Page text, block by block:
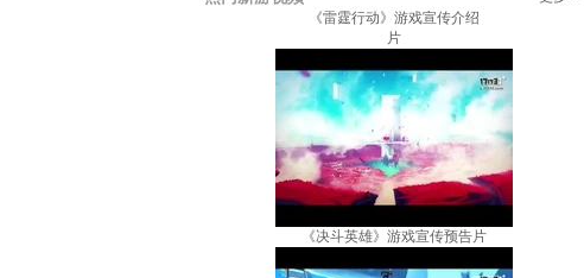
《雷霆行动》游戏宣传介绍
片
《决斗英雄》游戏宣传预告片